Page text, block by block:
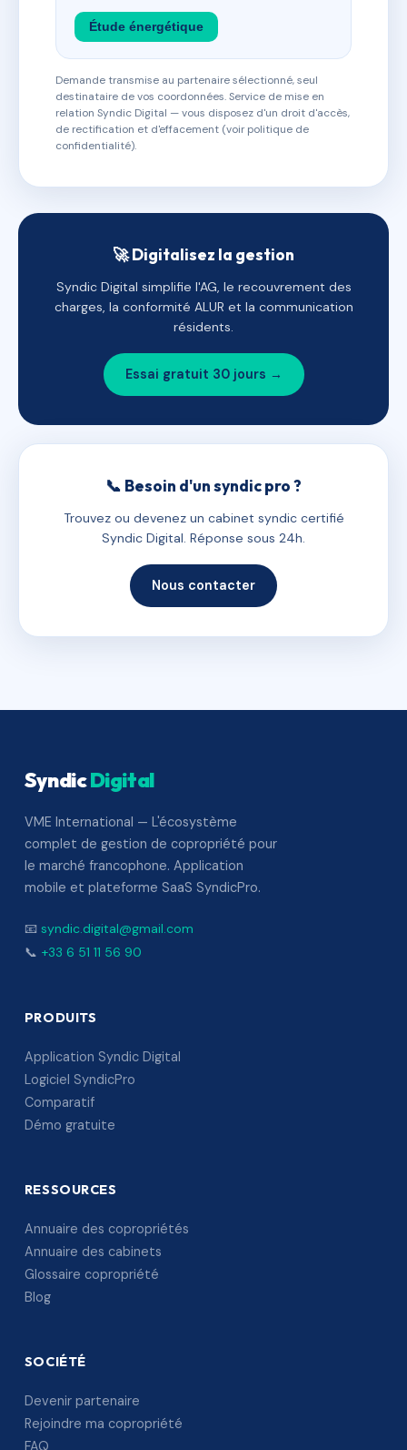
Étude énergétique
Demande transmise au partenaire sélectionné, seul
destinataire de vos coordonnées. Service de mise en
relation Syndic Digital — vous disposez d'un droit d'accès,
de rectification et d'effacement (voir politique de
confidentialité).
🚀 Digitalisez la gestion
Syndic Digital simplifie l'AG, le recouvrement des
charges, la conformité ALUR et la communication
résidents.
Essai gratuit 30 jours →
📞 Besoin d'un syndic pro ?
Trouvez ou devenez un cabinet syndic certifié
Syndic Digital. Réponse sous 24h.
Nous contacter
SyndicDigital
VME International — L'écosystème
complet de gestion de copropriété pour
le marché francophone. Application
mobile et plateforme SaaS SyndicPro.
📧 syndic.digital@gmail.com
📞 +33 6 51 11 56 90
PRODUITS
Application Syndic Digital
Logiciel SyndicPro
Comparatif
Démo gratuite
RESSOURCES
Annuaire des copropriétés
Annuaire des cabinets
Glossaire copropriété
Blog
SOCIÉTÉ
Devenir partenaire
Rejoindre ma copropriété
FAQ